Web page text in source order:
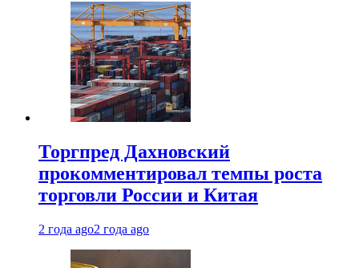
Торгпред Дахновский
прокомментировал темпы роста
торговли России и Китая
2 года ago2 года ago